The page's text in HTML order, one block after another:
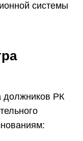
системы
должников РК